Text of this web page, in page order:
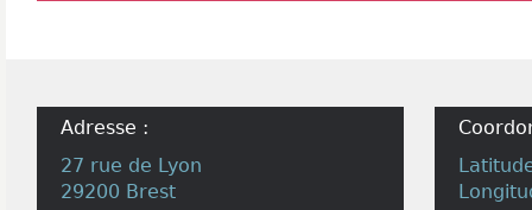
Adresse :
27 rue de Lyon
29200 Brest